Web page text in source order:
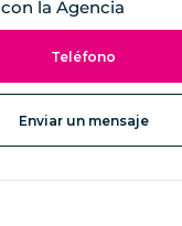
la Agencia
Teléfono
Enviar un mensaje